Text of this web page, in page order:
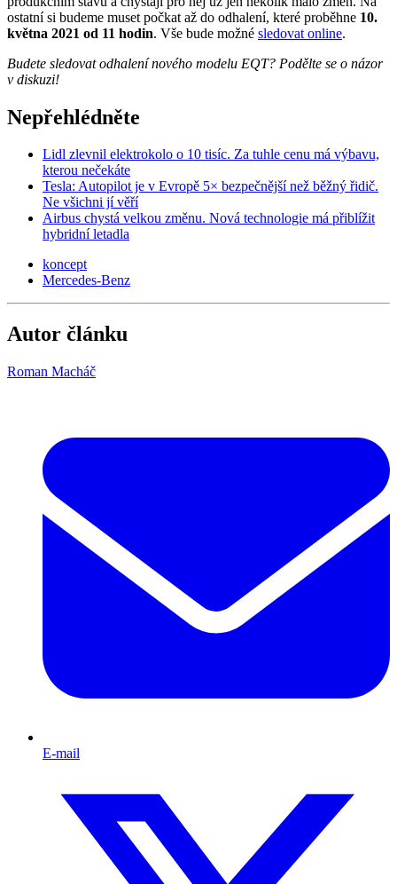
ostatní si budeme muset počkat až do odhalení, které proběhne 10.
května 2021 od 11 hodin. Vše bude možné sledovat online.
Budete sledovat odhalení nového modelu EQT? Podělte se o názor
v diskuzi!
Nepřehlédněte
Lidl zlevnil elektrokolo o 10 tisíc. Za tuhle cenu má výbavu,
kterou nečekáte
Tesla: Autopilot je v Evropě 5× bezpečnější než běžný řidič.
Ne všichni jí věří
Airbus chystá velkou změnu. Nová technologie má přiblížit
hybridní letadla
koncept
Mercedes-Benz
Autor článku
Roman Macháč
E-mail